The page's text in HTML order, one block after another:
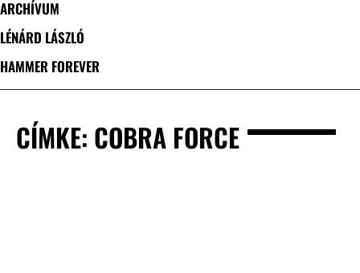
ARCHÍVUM
LÉNÁRD LÁSZLÓ
HAMMER FOREVER
CÍMKE: COBRA FORCE